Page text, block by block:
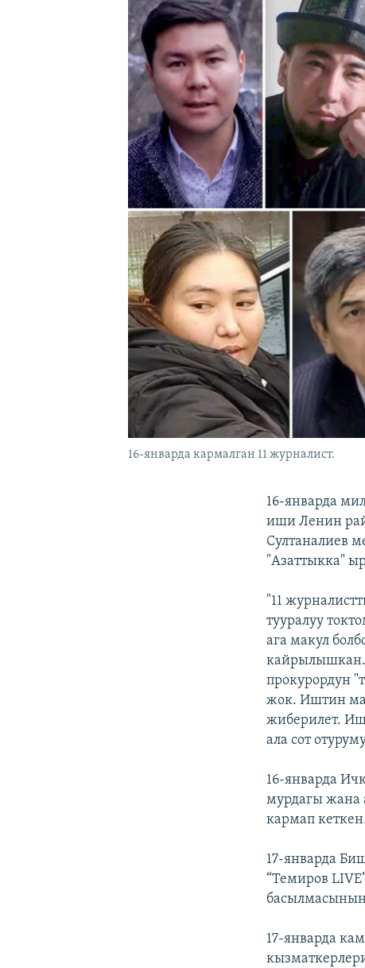
ЫҢГАЙСЫЗ СУРООЛОР
16-январда кармалган 11 журналист.
16-январда
иши Ленин
Султаналиев
"Азаттыкка"
"11
тууралуу
ага макул
кайрылышкан.
прокурордун
жок. Иштин
жиберилет.
ала сот
16-январда
мурдагы жана
кармап
17-январда
“Темиров
17-январда